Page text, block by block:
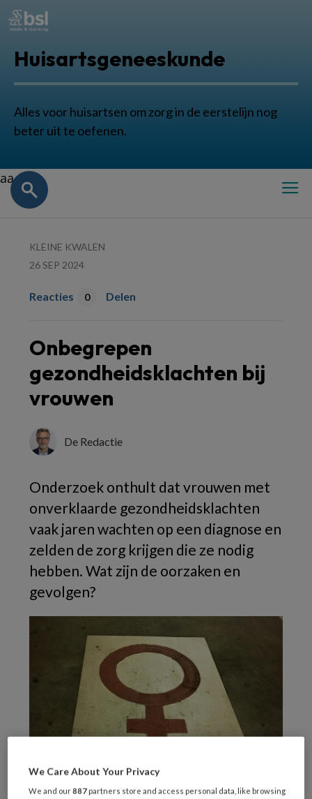
Huisartsgeneeskunde
Alles voor huisartsen om zorg in de eerstelijn nog
beter uit te oefenen.
aa
KLEINE KWALEN
26 SEP 2024
Reacties 0 Delen
Onbegrepen
gezondheidsklachten bij
vrouwen
De Redactie
Onderzoek onthult dat vrouwen met
onverklaarde gezondheidsklachten
vaak jaren wachten op een diagnose en
zelden de zorg krijgen die ze nodig
hebben. Wat zijn de oorzaken en
gevolgen?
We Care About Your Privacy
We and our887 partners store and access personal data, like browsing